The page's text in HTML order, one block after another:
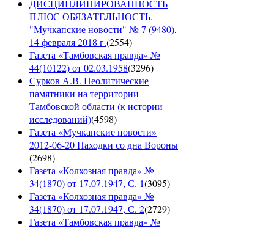
ДИСЦИПЛИНИРОВАННОСТЬ
ПЛЮС ОБЯЗАТЕЛЬНОСТЬ.
"Мучкапские новости" № 7 (9480),
14 февраля 2018 г.(2554)
Газета «Тамбовская правда» №
44(10122) от 02.03.1958(3296)
Сурков А.В. Неолитические
памятники на территории
Тамбовской области (к истории
исследований)(4598)
Газета «Мучкапские новости»
2012-06-20 Находки со дна Вороны
(2698)
Газета «Колхозная правда» №
34(1870) от 17.07.1947, С. 1(3095)
Газета «Колхозная правда» №
34(1870) от 17.07.1947, С. 2(2729)
Газета «Тамбовская правда» №